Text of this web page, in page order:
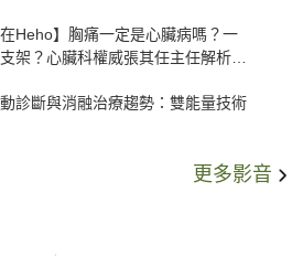
在Heho】胸痛一定是心臟病嗎？一
架？心臟科權威張其任主任解析支
診斷與消融治療趨勢：雙能量技術
更多影音